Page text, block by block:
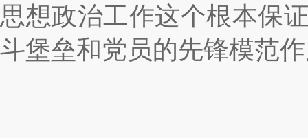
思想政治工作这个根本保
斗堡垒和党员的先锋模范